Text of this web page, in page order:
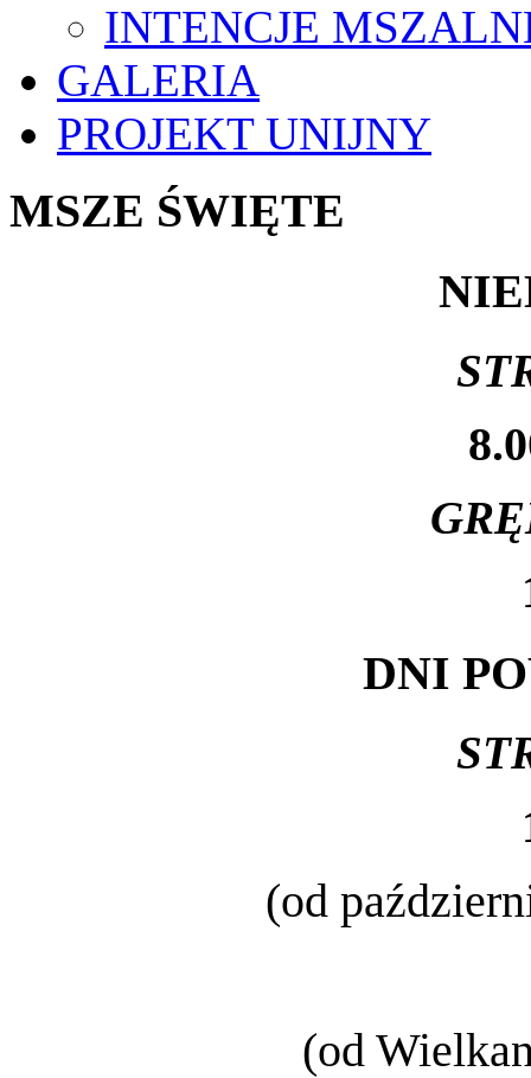
INTENCJE
GALERIA
PROJEKT UNIJNY
MSZE ŚWIĘTE
DNI
(od
(od